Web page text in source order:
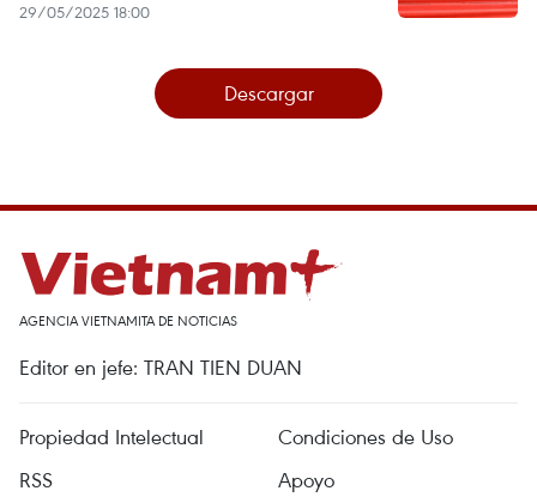
29/05/2025 18:00
Descargar
AGENCIA VIETNAMITA DE NOTICIAS
Editor en jefe: TRAN TIEN DUAN
Propiedad Intelectual
Condiciones de Uso
RSS
Apoyo